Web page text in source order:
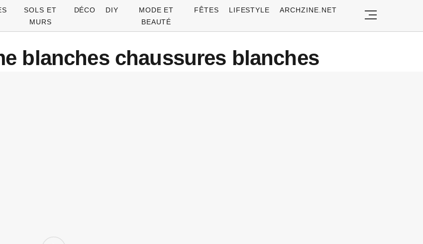
SOLS ET
MURS
DÉCO DIY
MODE ET
BEAUTÉ
FÊTES LIFESTYLE ARCHZINE.NET
blanches chaussures blanches